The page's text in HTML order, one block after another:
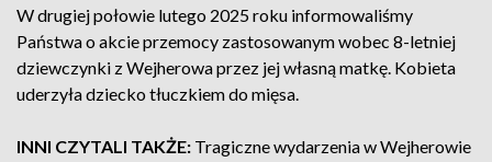
W drugiej połowie lutego 2025 roku informowaliśmy
Państwa o akcie przemocy zastosowanym wobec 8-letniej
dziewczynki z Wejherowa przez jej własną matkę. Kobieta
uderzyła dziecko tłuczkiem do mięsa.
INNI CZYTALI TAKŻE: Tragiczne wydarzenia w Wejherowie